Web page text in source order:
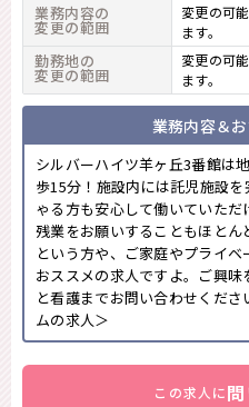
業務内容の
変更の範囲
変更の可
ます。
勤務地の
変更の範囲
変更の可
ます。
業務内容＆
シルバーハイツ羊ヶ丘3番館は
歩15分！施設内には託児施設
ゃる方も安心して働いていただ
残業をお願いすることもほと
という方や、ご家庭やプライ
おススメの求人ですよ。ご興
と看護までお問い合わせくだ
ムの求人＞
この求人に